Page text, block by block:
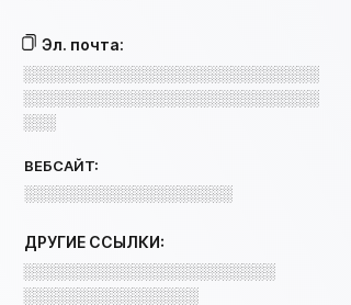
Эл. почта:
░░░░░░░░░░░░░░░░░░░░░░░░░░░
░░░░░░░░░░░░░░░░░░░░░░░░░░░
░░░
ВЕБСАЙТ:
░░░░░░░░░░░░░░░░░░░
ДРУГИЕ ССЫЛКИ:
░░░░░░░░░░░░░░░░░░░░░░░
░░░░░░░░░░░░░░░░